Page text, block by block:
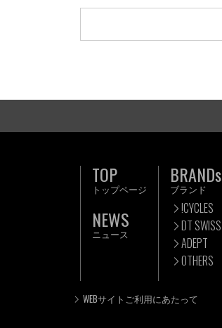
TOP
トップページ
NEWS
ニュース
BRANDs
ブランド
!CYCLES
DT SWISS
ADEPT
OTHERS
WEBサイトご利用にあたって